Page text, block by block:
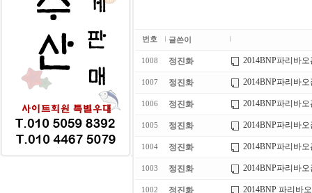
번호 글쓴이
1008 정진화 2014BNP파리바
1007 정진화 2014BNP파리바
1006 정진화 2014BNP파리바
1005 정진화 2014BNP파리바
1004 정진화 2014BNP파리바
1003 정진화 2014BNP파리바
1002 정진화 2014BNP 파리바